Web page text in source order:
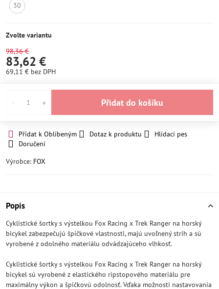
30
Zvolte variantu
98,36 €
83,62 €
69,11 € bez DPH
Přidat do košíku
Přidat k Oblíbeným Dotaz k produktu
Hlídací pes
Doručení
Výrobce: FOX
Popis
Cyklistické šortky s výstelkou Fox Racing x Trek Ranger na horský
bicykel zabezpečujú špičkové vlastnosti, majú uvoľnený strih a sú
vyrobené z odolného materiálu odvádzajúceho vlhkosť.
Cyklistické šortky s výstelkou Fox Racing x Trek Ranger na horský
bicykel sú vyrobené z elastického ripstopového materiálu pre
maximálny výkon a špičkovú odolnosť. Vďaka možnosti nastavovania